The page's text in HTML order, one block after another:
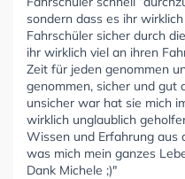
sondern dass es ihr
Fahrschüler sicher durch
ihr wirklich viel an ihren
Zeit für jeden genommen
genommen, sicher und gut
unsicher war hat sie mich
wirklich unglaublich
Wissen und Erfahrung aus
was mich mein ganzes
Dank Michele ;)"